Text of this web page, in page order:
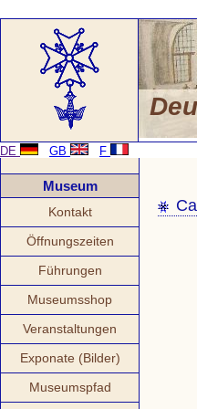
DE GB F
Museum
Kontakt
Öffnungszeiten
Führungen
Museumsshop
Veranstaltungen
Exponate (Bilder)
Museumspfad